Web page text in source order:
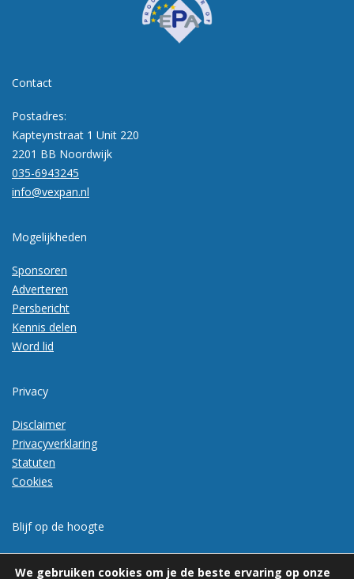
Contact
Postadres:
Kapteynstraat 1 Unit 220
2201 BB Noordwijk
035-6943245
info@vexpan.nl
Mogelijkheden
Sponsoren
Adverteren
Persbericht
Kennis delen
Word lid
Privacy
Disclaimer
Privacyverklaring
Statuten
Cookies
Blijf op de hoogte
We gebruiken cookies om je de beste ervaring op onze